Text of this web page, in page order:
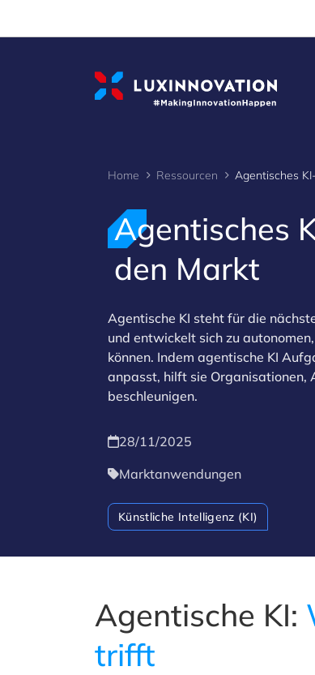
Home Ressourcen
Agentisches
den Markt
Agentische KI steht für die
und entwickelt sich zu
können. Indem agentische KI
anpasst, hilft sie Organisationen,
beschleunigen.
28/11/2025
Marktanwendungen
Künstliche Intelligenz (KI)
Agentische KI:
trifft